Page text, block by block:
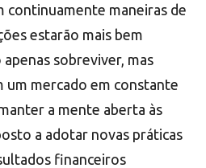
continuamente maneiras de
estarão mais bem
sobreviver, mas
um mercado em constante
a mente aberta às
a adotar novas práticas
financeiros